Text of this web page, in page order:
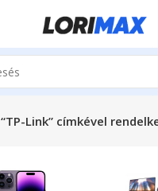
“TP-Link” címkével